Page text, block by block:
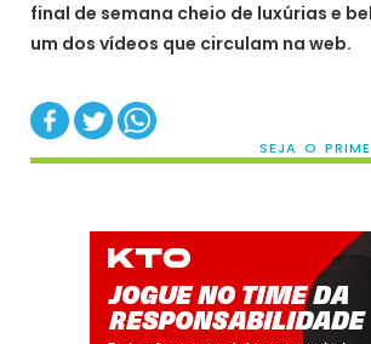
final de semana cheio de luxúrias e
um dos vídeos que circulam na web.
SEJA O